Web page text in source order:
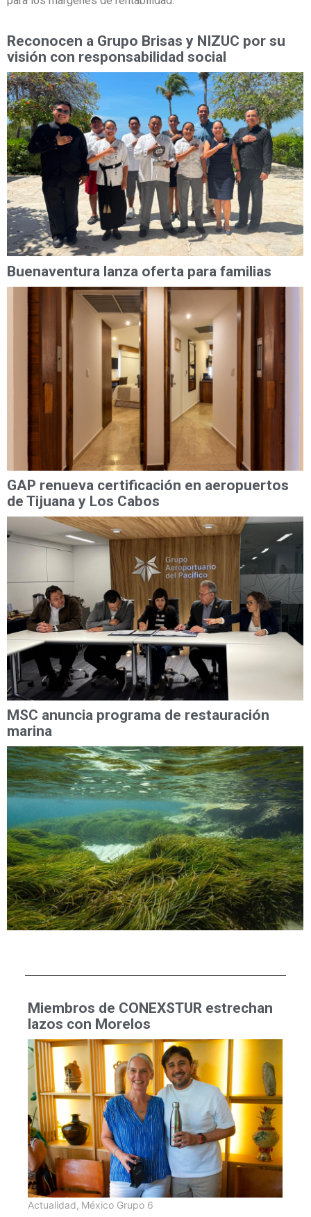
Reconocen a Grupo Brisas y NIZUC por su
visión con responsabilidad social
Buenaventura lanza oferta para familias
GAP renueva certificación en aeropuertos
de Tijuana y Los Cabos
MSC anuncia programa de restauración
marina
Miembros de CONEXSTUR estrechan
lazos con Morelos
Actualidad, México Grupo 6